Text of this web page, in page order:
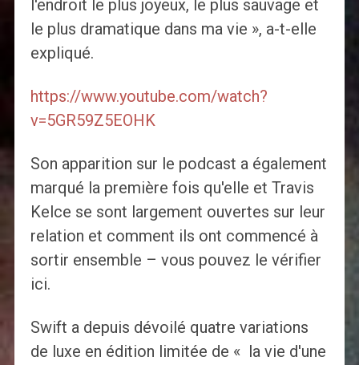
l'endroit le plus joyeux, le plus sauvage et
le plus dramatique dans ma vie », a-t-elle
expliqué.
https://www.youtube.com/watch?
v=5GR59Z5EOHK
Son apparition sur le podcast a également
marqué la première fois qu'elle et Travis
Kelce se sont largement ouvertes sur leur
relation et comment ils ont commencé à
sortir ensemble – vous pouvez le vérifier
ici.
Swift a depuis dévoilé quatre variations
de luxe en édition limitée de « la vie d'une